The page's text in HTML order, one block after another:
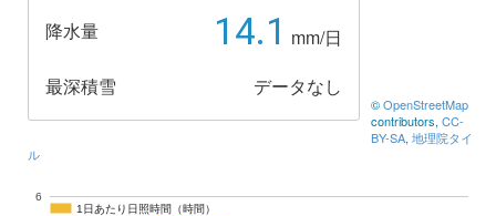
降水量
14.1 mm/日
最深積雪
データなし
©OpenStreetMap
contributors,CC-
BY-SA,地理院タイ
ル
6
1日あたり日照時間（時間）
1日あたり日照時間（時間）